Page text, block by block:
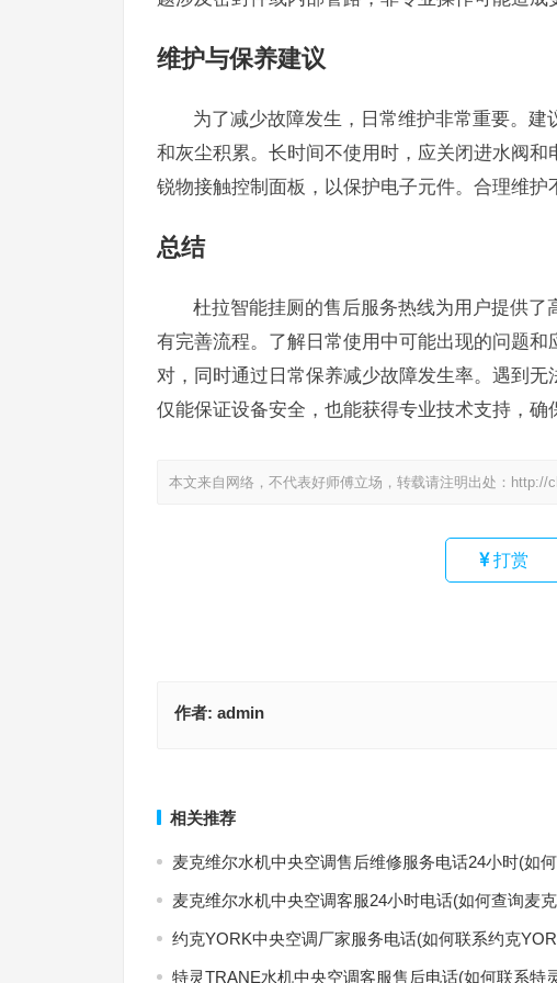
维护与保养建议
为了减少故障发生，日常维护非常重要。
和灰尘积累。长时间不使用时，应关闭进水阀
锐物接触控制面板，以保护电子元件。合理维护
总结
杜拉智能挂厕的售后服务热线为用户提供
有完善流程。了解日常使用中可能出现的问题
对，同时通过日常保养减少故障发生率。遇到
仅能保证设备安全，也能获得专业技术支持，确
本文来自网络，不代表好师傅立场，转载请注明出处： http://
打赏
作者: admin
相关推荐
麦克维尔水机中央空调售后维修服务电话24小时(如
麦克维尔水机中央空调客服24小时电话(如何查询麦
约克YORK中央空调厂家服务电话(如何联系约克
特灵TRANE水机中央空调客服售后电话(如何联系特